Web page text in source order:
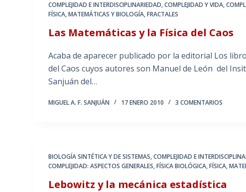
COMPLEJIDAD E INTERDISCIPLINARIEDAD,COMPLEJIDAD Y VIDA,
FÍSICA, MATEMÁTICAS Y BIOLOGÍA,FRACTALES
Las Matemáticas y la Física del Caos
Acaba de aparecer publicado por la editorial Los
del Caos cuyos autores son Manuel de León del
Sanjuán del…
MIGUEL A. F. SANJUÁN 17 ENERO 2010 3 COMENTARIOS
BIOLOGÍA SINTÉTICA Y DE SISTEMAS,COMPLEJIDAD E
COMPLEJIDAD: ASPECTOS GENERALES,FÍSICA BIOLÓGICA,FÍSICA,
Lebowitz y la mecánica estadística